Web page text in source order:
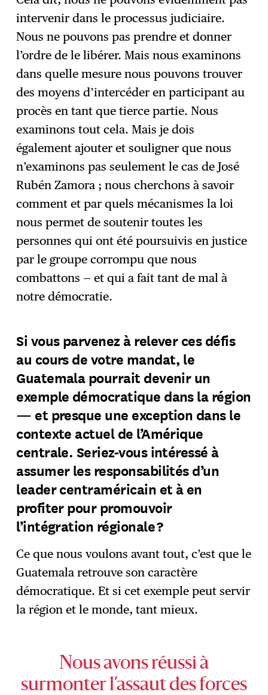
intervenir dans le processus judiciaire.
Nous ne pouvons pas prendre et donner
l’ordre de le libérer. Mais nous examinons
dans quelle mesure nous pouvons trouver
des moyens d’intercéder en participant au
procès en tant que tierce partie. Nous
examinons tout cela. Mais je dois
également ajouter et souligner que nous
n’examinons pas seulement le cas de José
Rubén Zamora ; nous cherchons à savoir
comment et par quels mécanismes la loi
nous permet de soutenir toutes les
personnes qui ont été poursuivis en justice
par le groupe corrompu que nous
combattons — et qui a fait tant de mal à
notre démocratie.
Si vous parvenez à relever ces défis
au cours de votre mandat, le
Guatemala pourrait devenir un
exemple démocratique dans la région
— et presque une exception dans le
contexte actuel de l’Amérique
centrale. Seriez-vous intéressé à
assumer les responsabilités d’un
leader centraméricain et à en
profiter pour promouvoir
l’intégration régionale ?
Ce que nous voulons avant tout, c’est que le
Guatemala retrouve son caractère
démocratique. Et si cet exemple peut servir
la région et le monde, tant mieux.
Nous avons réussi à
surmonter l’assaut des forces